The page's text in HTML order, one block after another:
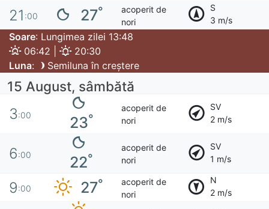
21 :00 27°
acoperit de
nori
S
3 m/s
Soare: Lungimea zilei 13:48
06:42 |
20:30
Luna: Semiluna în creștere
15 August, sâmbătă
3:00 23°
acoperit de
nori
SV
2 m/s
6:00 22°
acoperit de
nori
SV
1 m/s
9:00 27°
acoperit de
nori
N
2 m/s